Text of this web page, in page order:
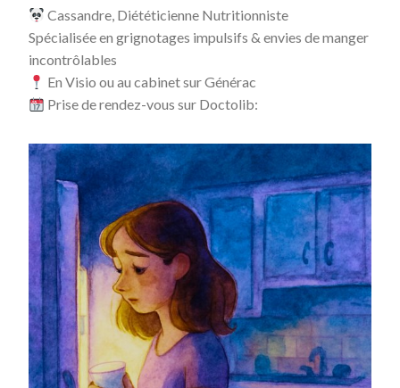
Cassandre, Diététicienne Nutritionniste
Spécialisée en grignotages impulsifs & envies de manger
incontrôlables
En Visio ou au cabinet sur Générac
Prise de rendez-vous sur Doctolib: